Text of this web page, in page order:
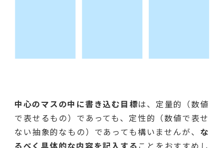
中心のマスの中に書き込む目標は、定量的（数値
で表せるもの）であっても、定性的（数値で表せ
ない抽象的なもの）であっても構いませんが、 な
るべく具体的な内容を記入する ことをおすすめし